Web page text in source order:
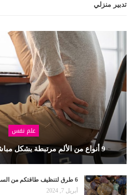
تدبير منزلي
علم نفس
9 أنواع من الألم مرتبطة بشكل مباشر بحالتك العاطفية
6 طرق لتنظيف طاقتكم من السموم وتنظيف مشاعركم
أبريل 7, 2024